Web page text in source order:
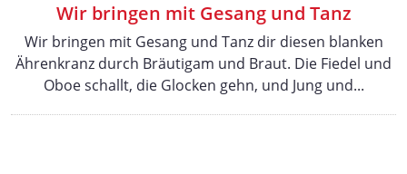
Wir bringen mit Gesang und Tanz
Wir bringen mit Gesang und Tanz dir diesen blanken
Ährenkranz durch Bräutigam und Braut. Die Fiedel und
Oboe schallt, die Glocken gehn, und Jung und...